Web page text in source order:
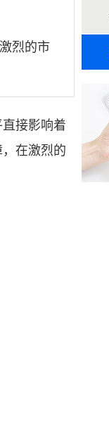
烈的市
接影响着
在激烈的